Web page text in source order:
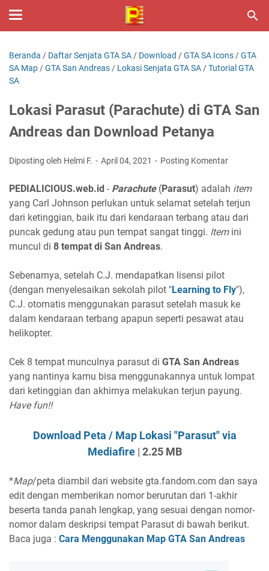
Beranda / Daftar Senjata GTA SA / Download /GTA SA Icons /GTA
SA Map /GTA San Andreas / Lokasi Senjata GTA SA /Tutorial GTA
SA
Lokasi Parasut (Parachute) di GTA San
Andreas dan Download Petanya
Diposting oleh Helmi F. April 04, 2021 Posting Komentar
PEDIALICIOUS.web.id - Parachute(Parasut) adalah item
yang Carl Johnson perlukan untuk selamat setelah terjun
dari ketinggian, baik itu dari kendaraan terbang atau dari
puncak gedung atau pun tempat sangat tinggi. Itemini
muncul di 8 tempat di San Andreas.
Sebenarnya, setelah C.J. mendapatkan lisensi pilot
(dengan menyelesaikan sekolah pilot "Learning to Fly"),
C.J. otomatis menggunakan parasut setelah masuk ke
dalam kendaraan terbang apapun seperti pesawat atau
helikopter.
Cek 8 tempat munculnya parasut di GTA San Andreas
yang nantinya kamu bisa menggunakannya untuk lompat
dari ketinggian dan akhirnya melakukan terjun payung.
Have fun!!
Download Peta / Map Lokasi "Parasut" via
Mediafire| 2.25 MB
*Map/peta diambil dari website gta.fandom.com dan saya
edit dengan memberikan nomor berurutan dari 1-akhir
beserta tanda panah lengkap, yang sesuai dengan nomor-
nomor dalam deskripsi tempat Parasut di bawah berikut.
Baca juga : Cara Menggunakan Map GTA San Andreas